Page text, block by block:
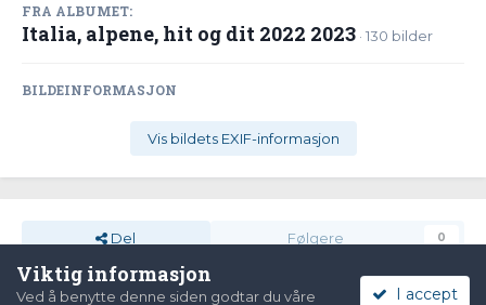
FRA ALBUMET:
Italia, alpene, hit og dit 2022 2023 · 130 bilder
BILDEINFORMASJON
Vis bildets EXIF-informasjon
Del Følgere 0
Viktig informasjon
Ved å benytte denne siden godtar du våre I accept